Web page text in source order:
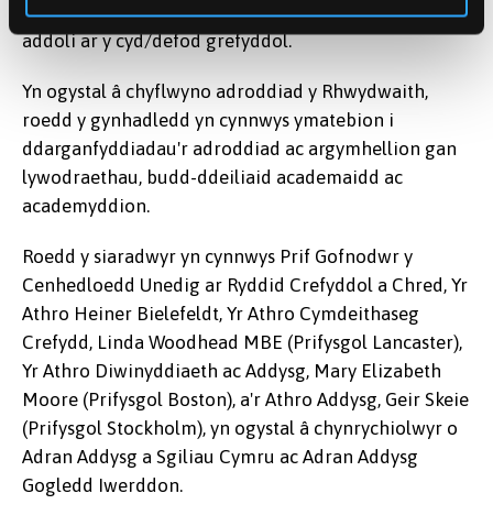
i Gymru, Lloegr, Gogledd Iwerddon a'r Alban o ran
addoli ar y cyd/defod grefyddol.
Yn ogystal â chyflwyno adroddiad y Rhwydwaith,
roedd y gynhadledd yn cynnwys ymatebion i
ddarganfyddiadau'r adroddiad ac argymhellion gan
lywodraethau, budd-ddeiliaid academaidd ac
academyddion.
Roedd y siaradwyr yn cynnwys Prif Gofnodwr y
Cenhedloedd Unedig ar Ryddid Crefyddol a Chred, Yr
Athro Heiner Bielefeldt, Yr Athro Cymdeithaseg
Crefydd, Linda Woodhead MBE (Prifysgol Lancaster),
Yr Athro Diwinyddiaeth ac Addysg, Mary Elizabeth
Moore (Prifysgol Boston), a'r Athro Addysg, Geir Skeie
(Prifysgol Stockholm), yn ogystal â chynrychiolwyr o
Adran Addysg a Sgiliau Cymru ac Adran Addysg
Gogledd Iwerddon.